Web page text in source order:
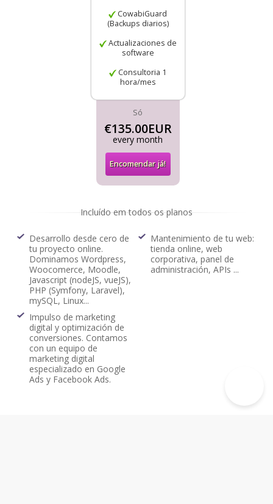
CowabiGuard
(Backups diarios)
Actualizaciones de
software
Consultoria 1
hora/mes
Só
€135.00EUR
every month
Encomendar já!
Incluído em todos os planos
Desarrollo desde cero de
tu proyecto online.
Dominamos Wordpress,
Woocomerce, Moodle,
Javascript (nodeJS, vueJS),
PHP (Symfony, Laravel),
mySQL, Linux...
Mantenimiento de tu web:
tienda online, web
corporativa, panel de
administración, APIs ...
Impulso de marketing
digital y optimización de
conversiones. Contamos
con un equipo de
marketing digital
especializado en Google
Ads y Facebook Ads.